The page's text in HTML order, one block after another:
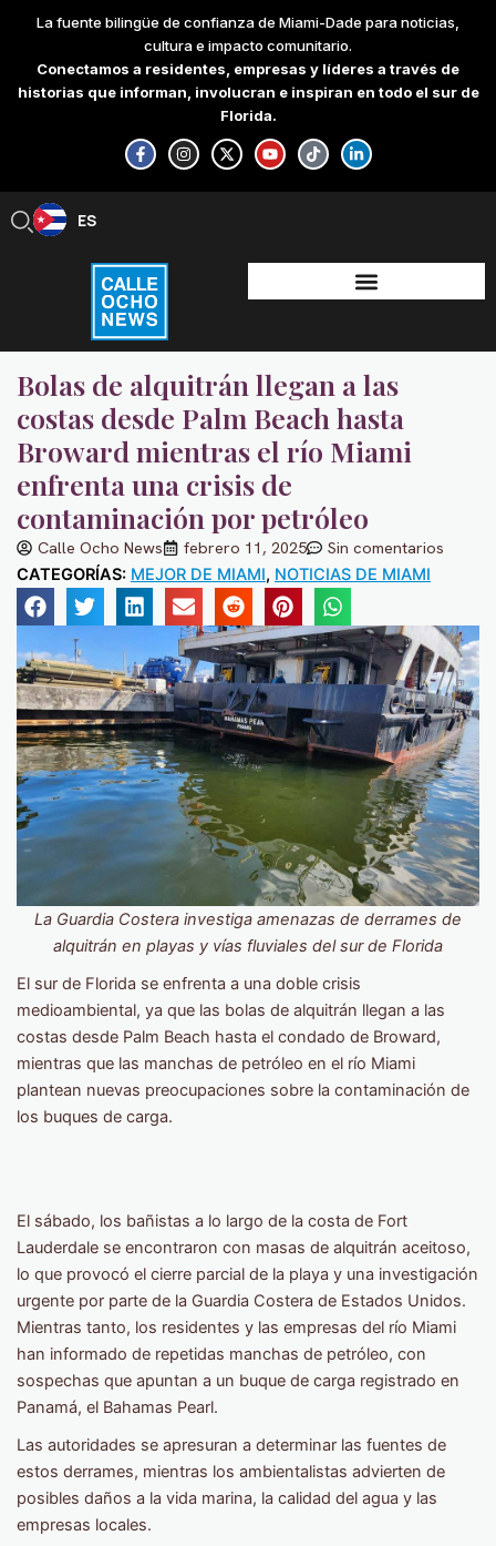
content
La fuente bilingüe de confianza de Miami-Dade para noticias,
cultura e impacto comunitario.
Conectamos a residentes, empresas y líderes a través de
historias que informan, involucran e inspiran en todo el sur de
Florida.
F
a
c
e
-
f
I
n
s
t
X
-
t
w
Y
o
u
t
T
i
k
t
L
i
n
k
-
i
n
ES
EN
Bolas de alquitrán llegan a las
costas desde Palm Beach hasta
Broward mientras el río Miami
enfrenta una crisis de
contaminación por petróleo
Calle Ocho News febrero 11, 2025 Sin comentarios
CATEGORÍAS: MEJOR DE MIAMI, NOTICIAS DE MIAMI
La Guardia Costera investiga amenazas de derrames de
alquitrán en playas y vías fluviales del sur de Florida
El sur de Florida se enfrenta a una doble crisis
medioambiental, ya que las bolas de alquitrán llegan a las
costas desde Palm Beach hasta el condado de Broward,
mientras que las manchas de petróleo en el río Miami
plantean nuevas preocupaciones sobre la contaminación de
los buques de carga.
El sábado, los bañistas a lo largo de la costa de Fort
Lauderdale se encontraron con masas de alquitrán aceitoso,
lo que provocó el cierre parcial de la playa y una investigación
urgente por parte de la Guardia Costera de Estados Unidos.
Mientras tanto, los residentes y las empresas del río Miami
han informado de repetidas manchas de petróleo, con
sospechas que apuntan a un buque de carga registrado en
Panamá, el Bahamas Pearl.
Las autoridades se apresuran a determinar las fuentes de
estos derrames, mientras los ambientalistas advierten de
posibles daños a la vida marina, la calidad del agua y las
empresas locales.